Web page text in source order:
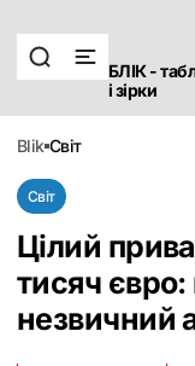
БЛІК -
і зірки
blik світ
Світ
Цілий
тисяч
незвичний